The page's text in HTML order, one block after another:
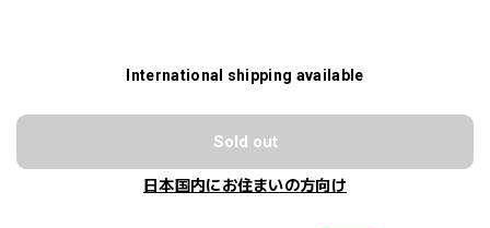
International shipping available
Sold out
日本国内にお住まいの方向け